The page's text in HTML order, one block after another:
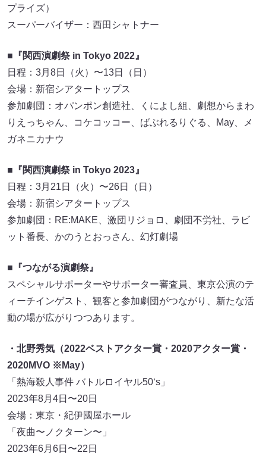
プライズ）
スーパーバイザー：西田シャトナー
■『関西演劇祭 in Tokyo 2022』
日程：3月8日（火）〜13日（日）
会場：新宿シアタートップス
参加劇団：オパンポン創造社、くによし組、劇想からまわ
りえっちゃん、コケコッコー、ばぶれるりぐる、May、メ
ガネニカナウ
■『関西演劇祭 in Tokyo 2023』
日程：3月21日（火）〜26日（日）
会場：新宿シアタートップス
参加劇団：RE:MAKE、激団リジョロ、劇団不労社、ラビ
ット番長、かのうとおっさん、幻灯劇場
■『つながる演劇祭』
スペシャルサポーターやサポーター審査員、東京公演のテ
ィーチインゲスト、観客と参加劇団がつながり、新たな活
動の場が広がりつつあります。
・北野秀気（2022ベストアクター賞・2020アクター賞・
2020MVO ※May）
「熱海殺人事件 バトルロイヤル50‘s」
2023年8月4日〜20日
会場：東京・紀伊國屋ホール
「夜曲〜ノクターン〜」
2023年6月6日〜22日